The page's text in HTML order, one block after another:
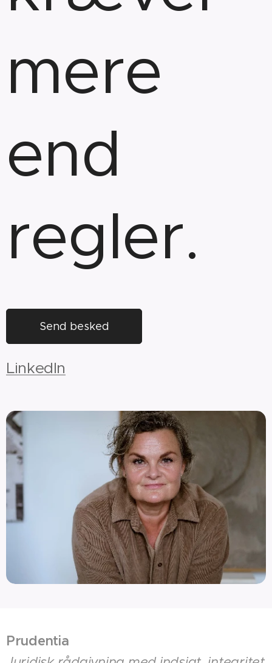
mere
end
regler.
Send besked
LinkedIn
Prudentia